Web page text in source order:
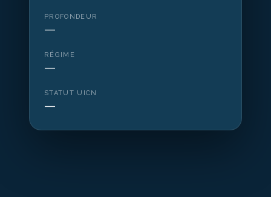
PROFONDEUR
—
RÉGIME
—
STATUT UICN
—